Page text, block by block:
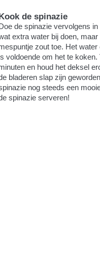
Kook de spinazie
Doe de spinazie vervolgens
extra water bij doen,
zout toe. Het
voldoende om het te
en houd het deksel
bladeren slap zijn
nog steeds een
spinazie serveren!